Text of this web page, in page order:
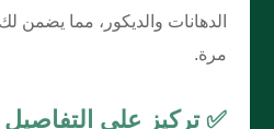
الدهانات والديكور، مما يضمن
مرة.
✅ تركيز على التفاصيل